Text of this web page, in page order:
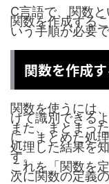
C言語で、関数と
関数を作成する
いう手順が必要
関数を作成
関数を使うには
けて識別できる
また、まとまっ
に、まとめた処
処理した結果を
す。
これを「関数を
次に関数の定義